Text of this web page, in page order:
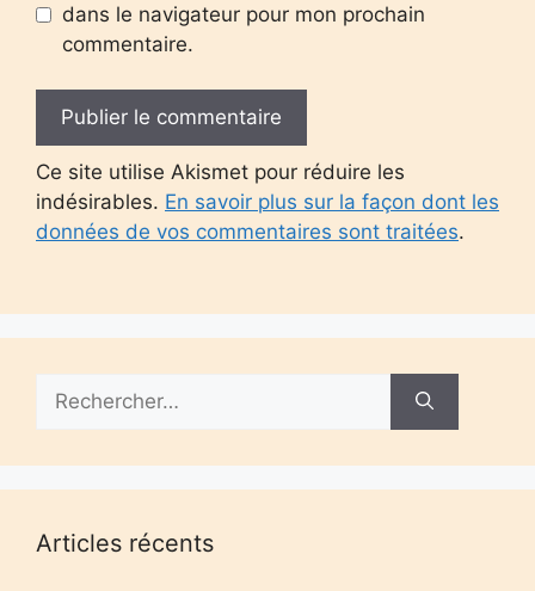
dans le navigateur pour mon prochain
commentaire.
Ce site utilise Akismet pour réduire les
indésirables. En savoir plus sur la façon dont les
données de vos commentaires sont traitées.
Articles récents